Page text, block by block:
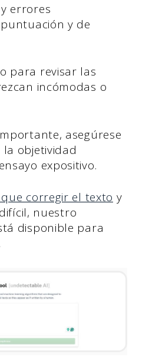
errores
y de
para revisar las
incómodas o
asegúrese
objetividad
expositivo.
corregir el texto y
nuestro
disponible para